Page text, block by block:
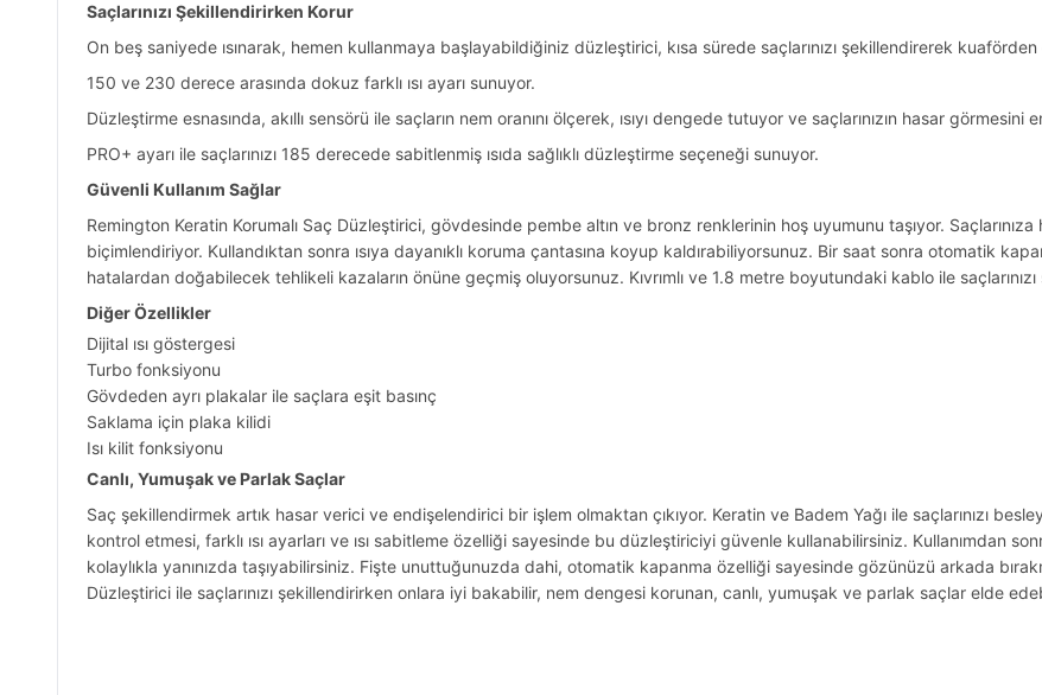
Saçlarınızı Şekillendirirken Korur
On beş saniyede ısınarak, hemen kullanmaya başlayabildiğiniz düzleştirici, kısa sürede saçlarınızı şekillendirerek kuaförden
150 ve 230 derece arasında dokuz farklı ısı ayarı sunuyor.
Düzleştirme esnasında, akıllı sensörü ile saçların nem oranını ölçerek, ısıyı dengede tutuyor ve saçlarınızın hasar görmesini
PRO+ ayarı ile saçlarınızı 185 derecede sabitlenmiş ısıda sağlıklı düzleştirme seçeneği sunuyor.
Güvenli Kullanım Sağlar
Remington Keratin Korumalı Saç Düzleştirici, gövdesinde pembe altın ve bronz renklerinin hoş uyumunu taşıyor.
biçimlendiriyor. Kullandıktan sonra ısıya dayanıklı koruma çantasına koyup kaldırabiliyorsunuz. Bir saat sonra otomatik
hatalardan doğabilecek tehlikeli kazaların önüne geçmiş oluyorsunuz. Kıvrımlı ve 1.8 metre boyutundaki kablo ile
Diğer Özellikler
Dijital ısı göstergesi
Turbo fonksiyonu
Gövdeden ayrı plakalar ile saçlara eşit basınç
Saklama için plaka kilidi
Isı kilit fonksiyonu
Canlı, Yumuşak ve Parlak Saçlar
Saç şekillendirmek artık hasar verici ve endişelendirici bir işlem olmaktan çıkıyor. Keratin ve Badem Yağı ile saçlarınızı
kontrol etmesi, farklı ısı ayarları ve ısı sabitleme özelliği sayesinde bu düzleştiriciyi güvenle kullanabilirsiniz. Kullanımdan
kolaylıkla yanınızda taşıyabilirsiniz. Fişte unuttuğunuzda dahi, otomatik kapanma özelliği sayesinde gözünüzü arkada
Düzleştirici ile saçlarınızı şekillendirirken onlara iyi bakabilir, nem dengesi korunan, canlı, yumuşak ve parlak saçlar elde